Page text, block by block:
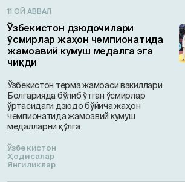
11 ОЙ АВВАЛ
Ўзбекистон дзюдочилари
ўсмирлар жаҳон чемпионатида
жамоавий кумуш медалга эга
чиқди
Ўзбекистон терма жамоаси вакиллари
Болгарияда бўлиб ўтган ўсмирлар
ўртасидаги дзюдо бўйича жаҳон
чемпионатида жамоавий кумуш
медалларни қўлга
Ўзбекистон
Ҳодисалар
Янгиликлар